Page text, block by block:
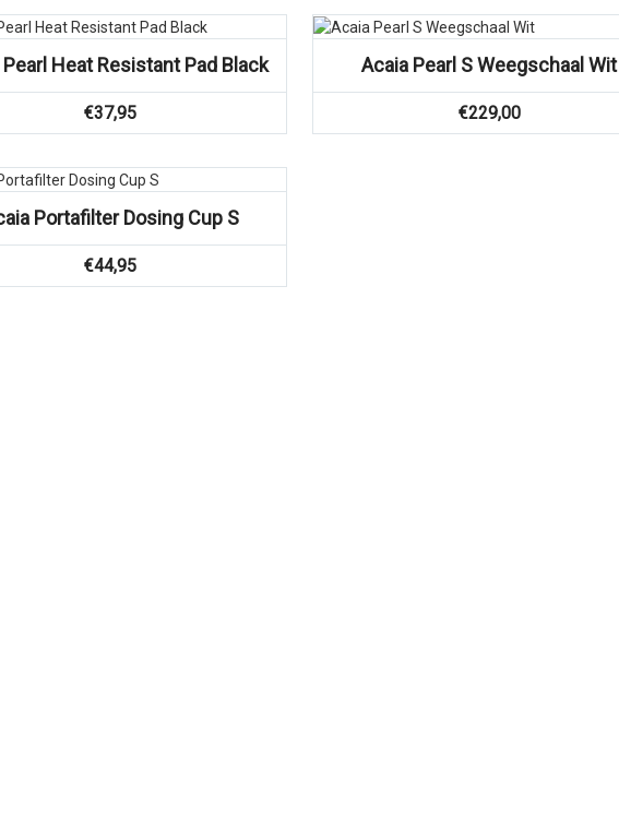
Pearl Heat Resistant Pad Black
€37,95
Vergelijk
Acaia Pearl S Weegschaal Wit
€229,00
Portafilter Dosing Cup S
€44,95